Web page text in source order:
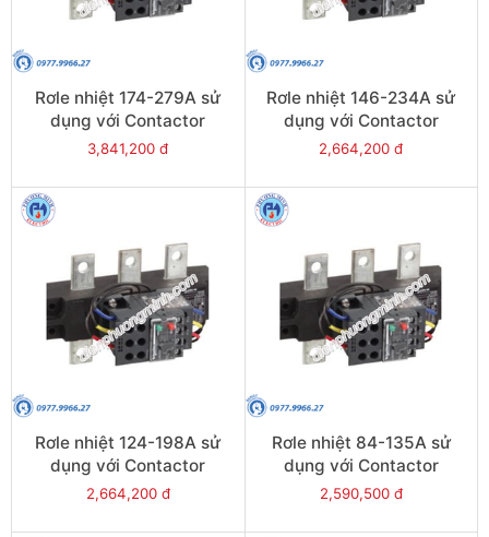
Rơle nhiệt 174-279A sử
dụng với Contactor
LC1E250-E400 - Model
3,841,200 đ
Rơle nhiệt 146-234A sử
dụng với Contactor
LC1E250-E400 - Model
2,664,200 đ
Rơle nhiệt 124-198A sử
dụng với Contactor
LC1E200 - Model LRE483
2,664,200 đ
Rơle nhiệt 84-135A sử
dụng với Contactor
LC1E120-E160 - Model
2,590,500 đ